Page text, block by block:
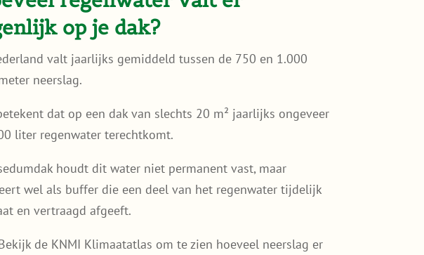
op je dak?
valt jaarlijks gemiddeld tussen de 750 en 1.000
neerslag.
dat op een dak van slechts 20 m² jaarlijks ongeveer
liter regenwater terechtkomt.
houdt dit water niet permanent vast, maar
wel als buffer die een deel van het regenwater tijdelijk
en vertraagd afgeeft.
de KNMI Klimaatatlas om te zien hoeveel neerslag er